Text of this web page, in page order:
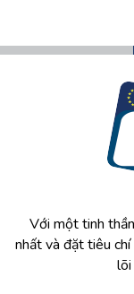
Với một tinh
nhất và đặt tiêu
lõi